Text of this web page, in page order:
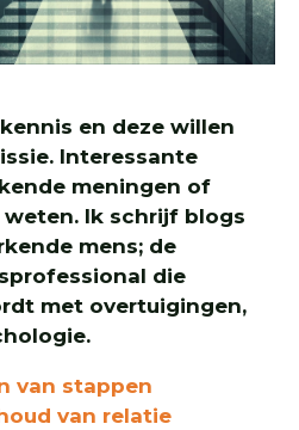
en deze willen
Interessante
meningen of
Ik schrijf blogs
mens; de
die
met overtuigingen,
van stappen
van relatie